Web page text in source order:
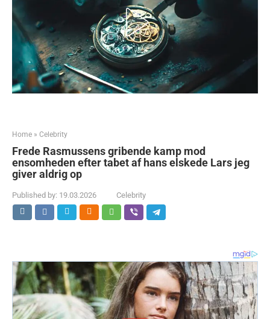
Home » Celebrity
Frede Rasmussens gribende kamp mod
ensomheden efter tabet af hans elskede Lars jeg
giver aldrig op
Published by: 19.03.2026 Celebrity